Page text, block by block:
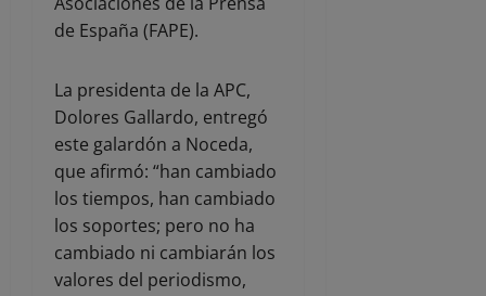
de España (FAPE).
La presidenta de la APC,
Dolores Gallardo, entregó
este galardón a Noceda,
que afirmó: “han cambiado
los tiempos, han cambiado
los soportes; pero no ha
cambiado ni cambiarán los
valores del periodismo,